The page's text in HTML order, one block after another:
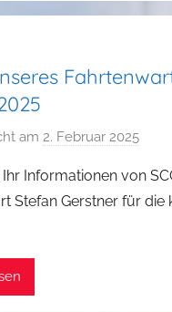
n
am 2. Februar 2025
n
a
Informationen von
Stefan Gerstner für die